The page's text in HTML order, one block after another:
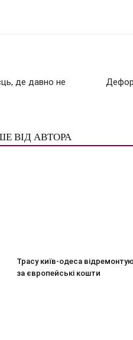
де давно не
ВІД АВТОРА
Трасу київ-одеса
за європейські кошти